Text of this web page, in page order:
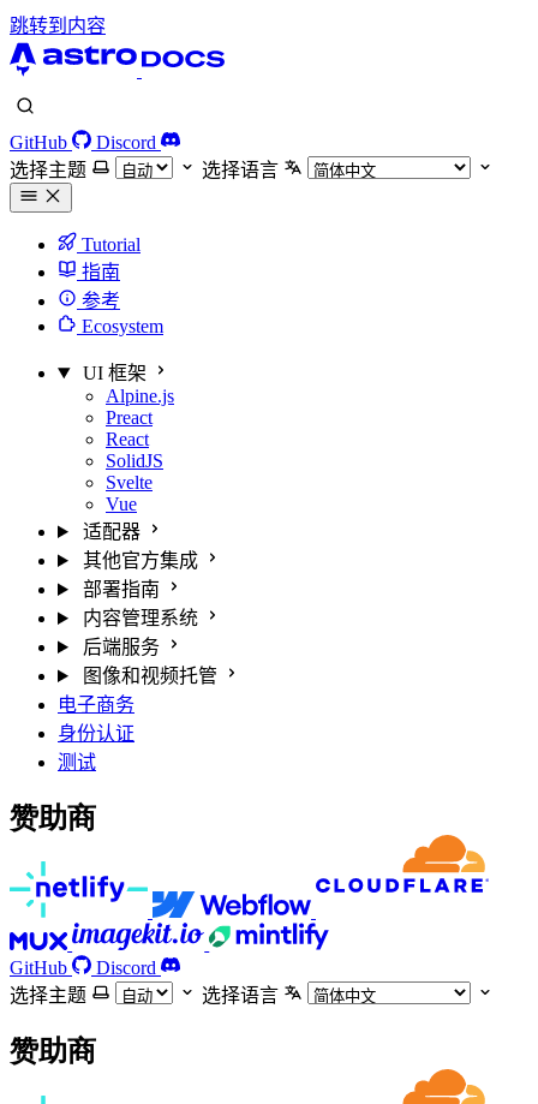
跳转到内容
GitHub
Discord
选择主题
选择语言
Tutorial
指南
参考
Ecosystem
UI 框架
Alpine.js
Preact
React
SolidJS
Svelte
Vue
适配器
其他官方集成
部署指南
内容管理系统
后端服务
图像和视频托管
电子商务
身份认证
测试
赞助商
GitHub
Discord
选择主题
选择语言
赞助商